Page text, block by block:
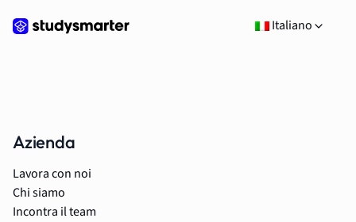
Italiano
Azienda
Lavora con noi
Chi siamo
Incontra il team